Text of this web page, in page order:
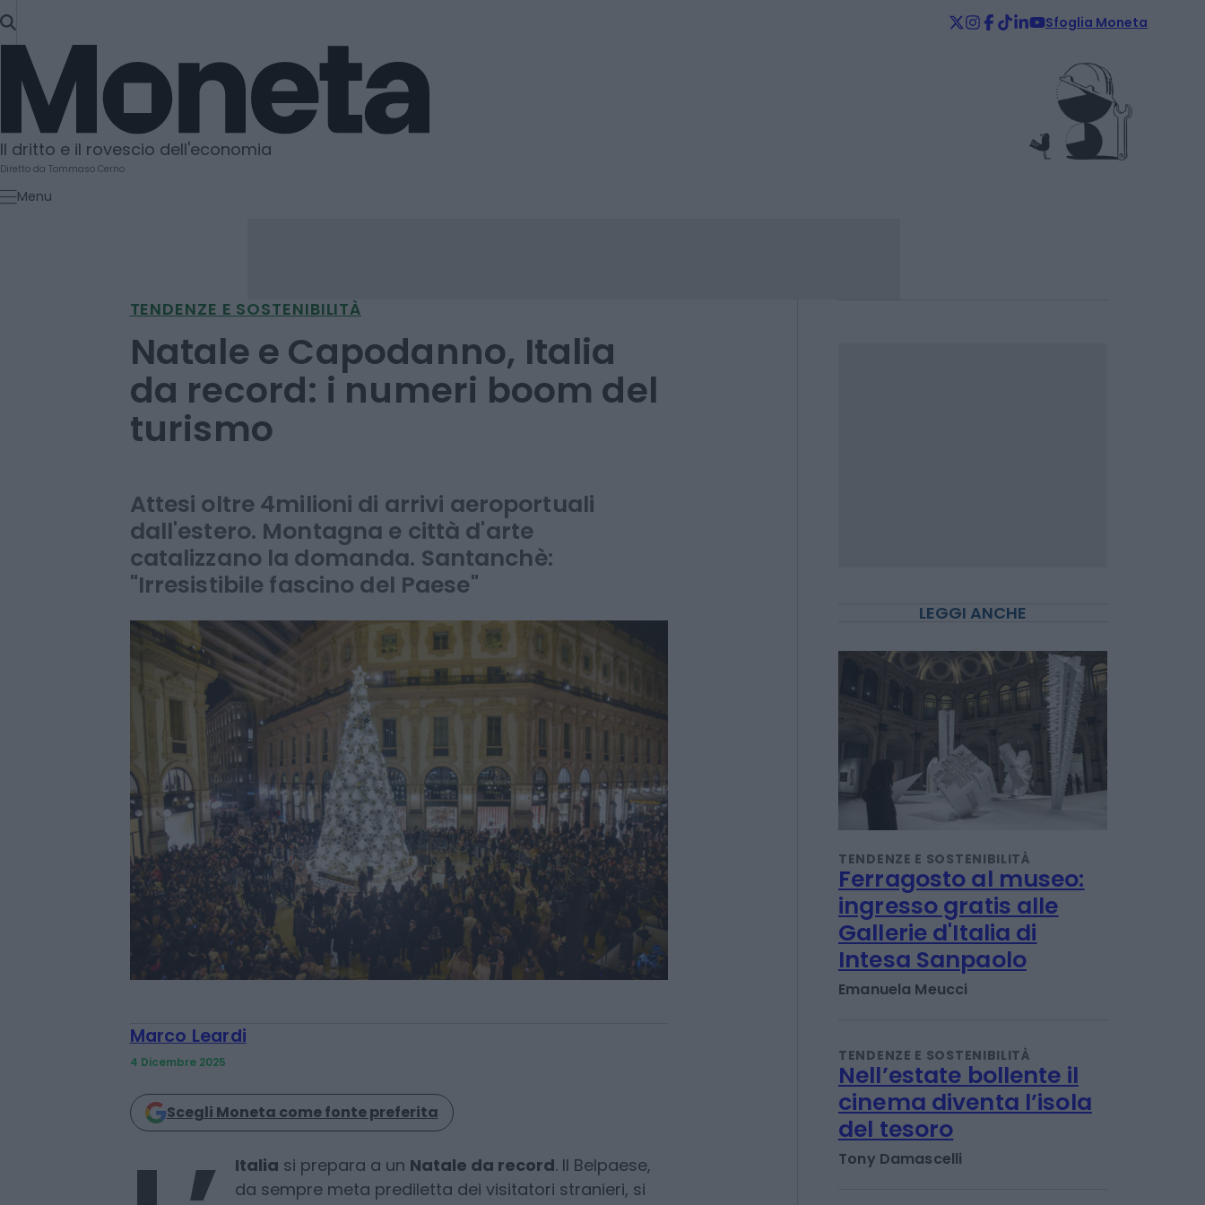
SKIP
TO
CONTENT
Sfoglia Moneta
Moneta
Il dritto e il rovescio dell'economia
Diretto da Tommaso Cerno
Menu
TENDENZE E SOSTENIBILITÀ
Natale e Capodanno, Italia
da record: i numeri boom del
turismo
Attesi oltre 4milioni di arrivi aeroportuali
dall'estero. Montagna e città d'arte
catalizzano la domanda. Santanchè:
"Irresistibile fascino del Paese"
Marco Leardi
4 Dicembre 2025
Scegli Moneta come fonte preferita
Italia si prepara a un Natale da record. Il Belpaese,
da sempre meta prediletta dei visitatori stranieri, si
LEGGI ANCHE
TENDENZE E SOSTENIBILITÀ
Ferragosto al museo:
ingresso gratis alle
Gallerie d'Italia di
Intesa Sanpaolo
Emanuela Meucci
TENDENZE E SOSTENIBILITÀ
Nell’estate bollente il
cinema diventa l’isola
del tesoro
Tony Damascelli